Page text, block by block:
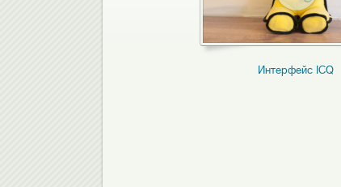
Интерфейс ICQ